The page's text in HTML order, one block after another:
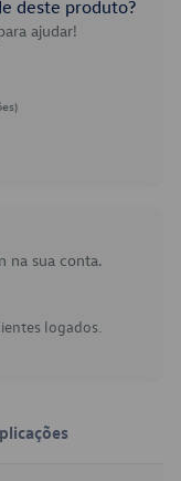
deste produto?
ajudar!
na sua conta.
logados.